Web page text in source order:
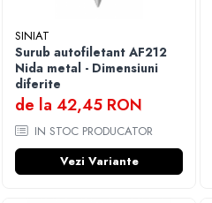
SINIAT
Surub autofiletant AF212
Nida metal - Dimensiuni
diferite
de la 42,45 RON
IN STOC PRODUCATOR
Vezi Variante